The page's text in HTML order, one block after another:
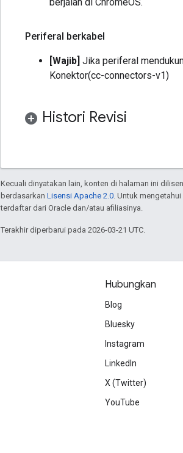
Periferal berkabel
[Wajib] Jika periferal
Konektor(cc-connectors-v1)
Histori Revisi
Kecuali dinyatakan lain, konten di halaman ini
berdasarkan Lisensi Apache 2.0 . Untuk
terdaftar dari Oracle dan/atau afiliasinya.
Terakhir diperbarui pada 2026-03-21 UTC.
Hubungkan
Blog
Bluesky
Instagram
LinkedIn
X (Twitter)
YouTube